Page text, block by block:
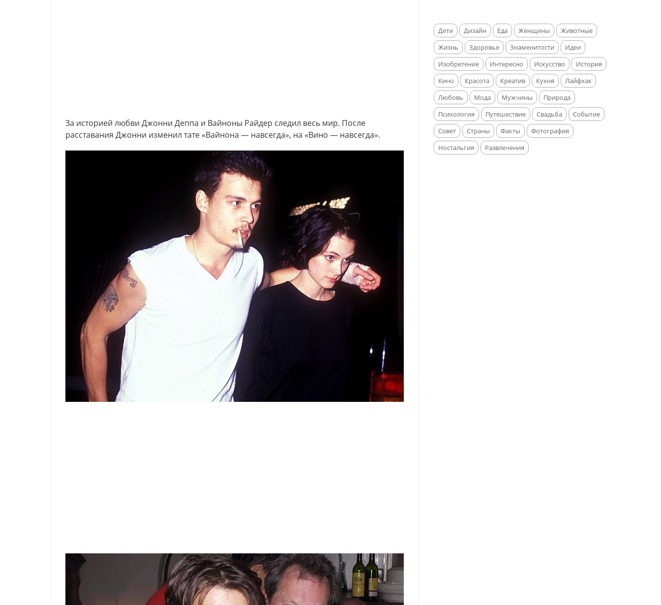
За историей любви Джонни Деппа и Вайноны Райдер следил весь мир. После
расставания Джонни изменил тате «Вайнона — навсегда», на «Вино — навсегда».
Дети Дизайн Еда Женщины
Животные
Жизнь
Здоровье Знаменитости
Идеи
Изобретение
Интересно Искусство
История
Кино
Красота Креатив Кухня
Лайфхак
Любовь
Мода Мужчины
Природа
Психология
Путешествие Свадьба
Событие
Совет
Страны Факты
Фотография
Ностальгия
Развлечения